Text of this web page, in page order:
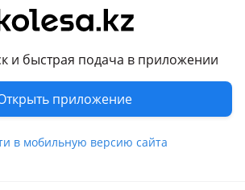
и быстрая подача в приложении
приложение
в мобильную версию сайта
отправим на регион
продавца